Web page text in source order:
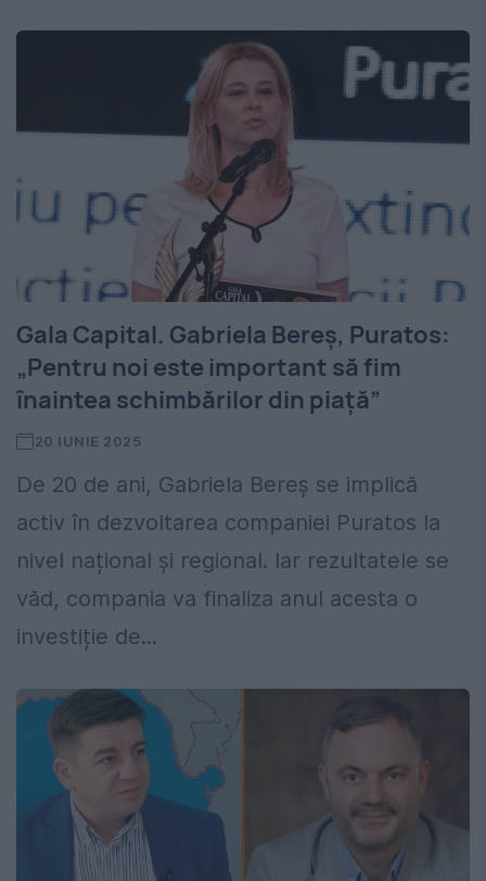
Gala Capital. Gabriela Bereș, Puratos:
„Pentru noi este important să fim
înaintea schimbărilor din piață”
20 IUNIE 2025
De 20 de ani, Gabriela Bereș se implică
activ în dezvoltarea companiei Puratos la
nivel național și regional. Iar rezultatele se
văd, compania va finaliza anul acesta o
investiție de...